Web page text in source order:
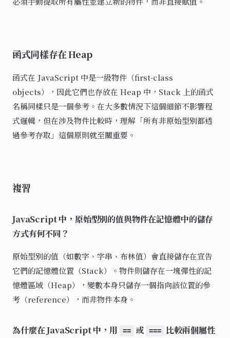
函式同樣存在 Heap
函式在 JavaScript 中是一級物件（first-class
objects），因此它們也存放在 Heap 中，Stack 上的函式
名稱同樣只是一個參考。在大多數情況下這個細節不影響程
式邏輯，但在涉及物件比較時，理解「所有非原始型別都透
過參考存取」這個原則就至關重要。
複習
JavaScript 中，原始型別的值與物件在記憶體中的儲存
方式有何不同？
原始型別的值（如數字、字串、布林值）會直接儲存在宣告
它們的記憶體位置（Stack）。物件則儲存在一塊彈性的記
憶體區域（Heap），變數本身只儲存一個指向該位置的參
考（reference），而非物件本身。
為什麼在 JavaScript 中，用 == 或 ===
比較兩個屬性